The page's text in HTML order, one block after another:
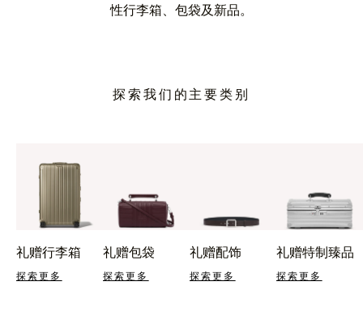
性行李箱、包袋及新品。
探索我们的主要类别
礼赠行李箱
探索更多
礼赠包袋
探索更多
礼赠配饰
探索更多
礼赠特制臻品
探索更多